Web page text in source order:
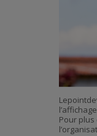
Pour